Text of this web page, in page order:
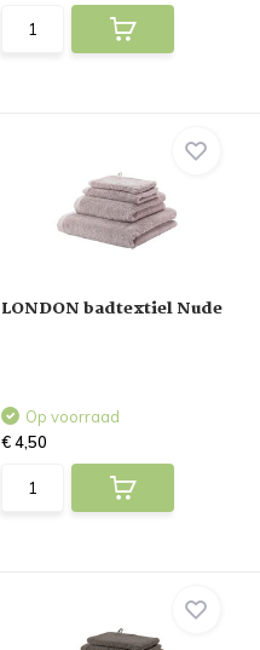
LONDON badtextiel Nude
Op voorraad
€ 4,50